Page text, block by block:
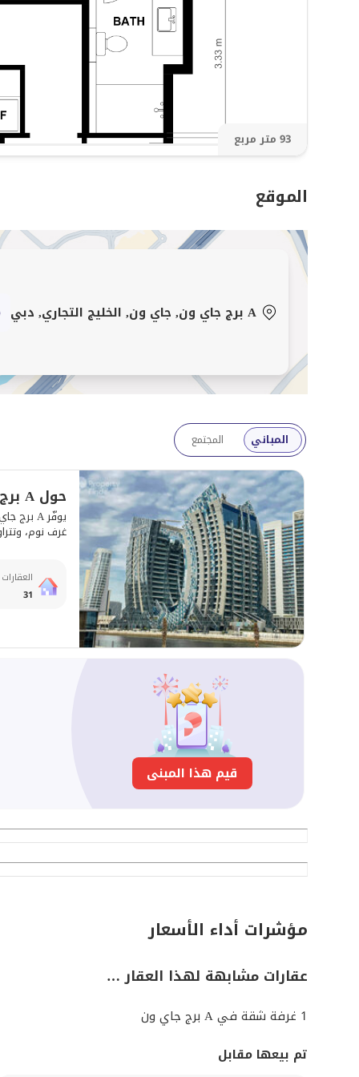
93 متر مربع
الموقع
A برج جاي ون, جاي ون, الخليج التجاري, دبي
المباني المجتمع
حول A برج جاي ون
غرف نوم، وتتراوح مساحاتها بين 510
31
قيم هذا المبنى
مؤشرات أداء الأسعار
عقارات مشابهة لهذا العقار …
1 غرفة شقة في A برج جاي ون
تم بيعها مقابل